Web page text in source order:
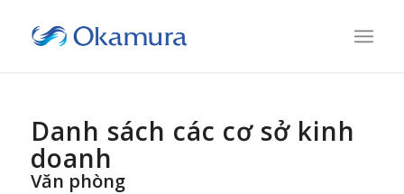
Danh sách các cơ sở kinh
doanh
Văn phòng